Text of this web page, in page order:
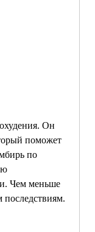
Он
поможет
по
Чем меньше